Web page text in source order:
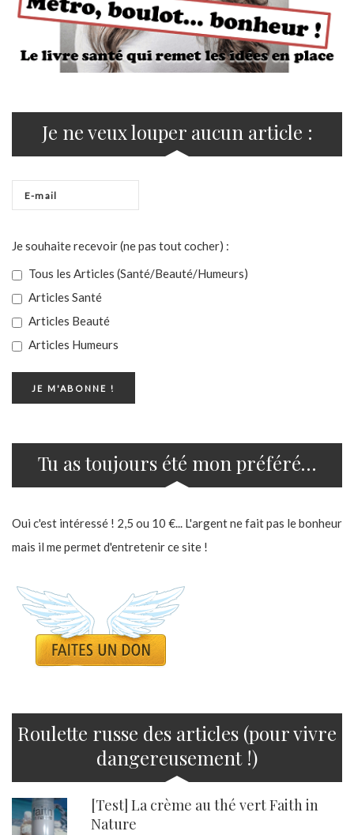
Je ne veux louper aucun article :
Je souhaite recevoir (ne pas tout cocher) :
Tous les Articles (Santé/Beauté/Humeurs)
Articles Santé
Articles Beauté
Articles Humeurs
Tu as toujours été mon préféré…
Oui c'est intéressé ! 2,5 ou 10 €... L'argent ne fait pas le bonheur
mais il me permet d'entretenir ce site !
Roulette russe des articles (pour vivre
dangereusement !)
[Test] La crème au thé vert Faith in
Nature